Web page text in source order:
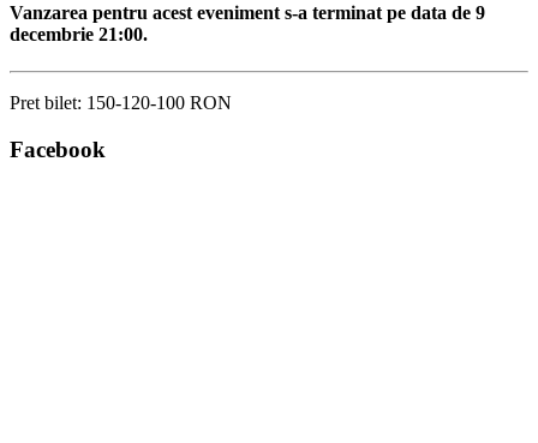
Vanzarea pentru acest eveniment s-a terminat pe data de 9
decembrie 21:00.
Pret bilet: 150-120-100 RON
Facebook